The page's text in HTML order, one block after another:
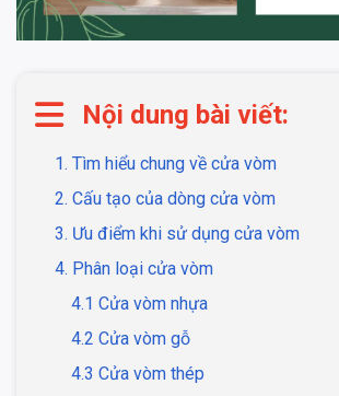
Nội dung bài viết:
1. Tìm hiểu chung về cửa vòm
2. Cấu tạo của dòng cửa vòm
3. Ưu điểm khi sử dụng cửa vòm
4. Phân loại cửa vòm
4.1 Cửa vòm nhựa
4.2 Cửa vòm gỗ
4.3 Cửa vòm thép